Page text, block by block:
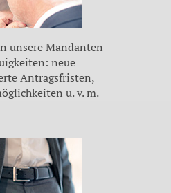
unsere Mandanten
neue
Antragsfristen,
u. v. m.